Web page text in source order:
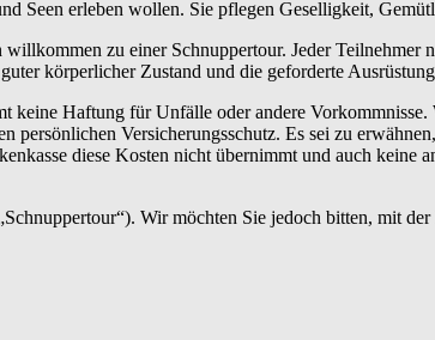
Seen erleben wollen. Sie pflegen Geselligkeit,
zu einer Schnuppertour. Jeder
körperlicher Zustand und die geforderte
Haftung für Unfälle oder andere
Versicherungsschutz. Es sei zu
diese Kosten nicht übernimmt und auch keine
Wir möchten Sie jedoch bitten, mit